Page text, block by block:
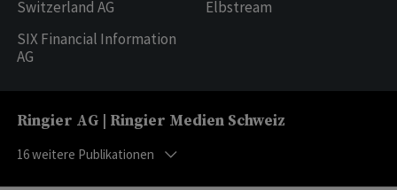
Switzerland AG
SIX Financial Information
AG
Elbstream
Ringier AG | Ringier Medien Schweiz
16weitere Publikationen